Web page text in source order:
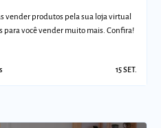
vender produtos pela sua loja virtual
para você vender muito mais. Confira!
15 SET.